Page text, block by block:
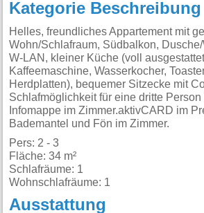
Kategorie Beschreibung
Helles, freundliches Appartement mit
Wohn/Schlafraum, Südbalkon,
W-LAN, kleiner Küche (voll
Kaffeemaschine, Wasserkocher,
Herdplatten), bequemer Sitzecke mit
Schlafmöglichkeit für eine dritte Person
Infomappe im Zimmer.aktivCARD im
Bademantel und Fön im Zimmer.
Pers: 2 - 3
Fläche: 34 m²
Schlafräume: 1
Wohnschlafräume: 1
Ausstattung